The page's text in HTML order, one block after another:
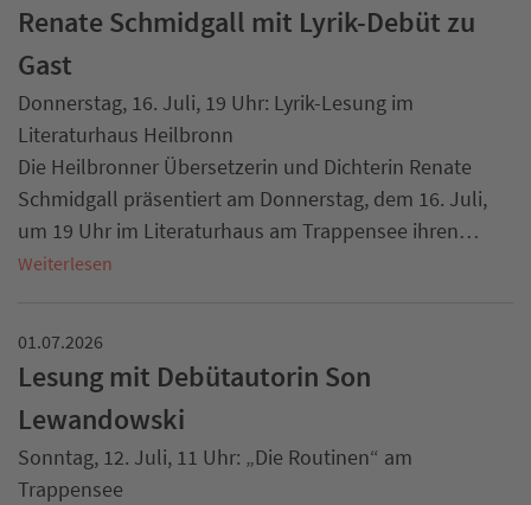
Renate Schmidgall mit Lyrik-Debüt zu
Gast
Donnerstag, 16. Juli, 19 Uhr: Lyrik-Lesung im
Literaturhaus Heilbronn
Die Heilbronner Übersetzerin und Dichterin Renate
Schmidgall präsentiert am Donnerstag, dem 16. Juli,
um 19 Uhr im Literaturhaus am Trappensee ihren…
Weiterlesen
01.07.2026
Lesung mit Debütautorin Son
Lewandowski
Sonntag, 12. Juli, 11 Uhr: „Die Routinen“ am
Trappensee